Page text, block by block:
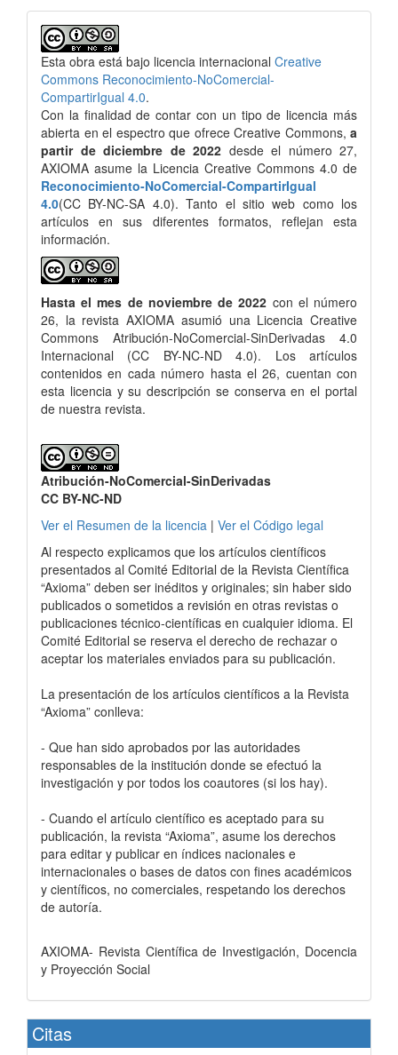
Esta obra está bajo licencia internacional Creative
Commons Reconocimiento-NoComercial-
CompartirIgual 4.0.
Con la finalidad de contar con un tipo de licencia más
abierta en el espectro que ofrece Creative Commons, a
partir de diciembre de 2022 desde el número 27,
AXIOMA asume la Licencia Creative Commons 4.0 de
Reconocimiento-NoComercial-CompartirIgual
4.0(CC BY-NC-SA 4.0). Tanto el sitio web como los
artículos en sus diferentes formatos, reflejan esta
información.
Hasta el mes de noviembre de 2022 con el número
26, la revista AXIOMA asumió una Licencia Creative
Commons Atribución-NoComercial-SinDerivadas 4.0
Internacional (CC BY-NC-ND 4.0). Los artículos
contenidos en cada número hasta el 26, cuentan con
esta licencia y su descripción se conserva en el portal
de nuestra revista.
Atribución-NoComercial-SinDerivadas
CC BY-NC-ND
Ver el Resumen de la licencia | Ver el Código legal
Al respecto explicamos que los artículos científicos
presentados al Comité Editorial de la Revista Científica
“Axioma” deben ser inéditos y originales; sin haber sido
publicados o sometidos a revisión en otras revistas o
publicaciones técnico-científicas en cualquier idioma. El
Comité Editorial se reserva el derecho de rechazar o
aceptar los materiales enviados para su publicación.
La presentación de los artículos científicos a la Revista
“Axioma” conlleva:
- Que han sido aprobados por las autoridades
responsables de la institución donde se efectuó la
investigación y por todos los coautores (si los hay).
- Cuando el artículo científico es aceptado para su
publicación, la revista “Axioma”, asume los derechos
para editar y publicar en índices nacionales e
internacionales o bases de datos con fines académicos
y científicos, no comerciales, respetando los derechos
de autoría.
AXIOMA- Revista Científica de Investigación, Docencia
y Proyección Social
Citas